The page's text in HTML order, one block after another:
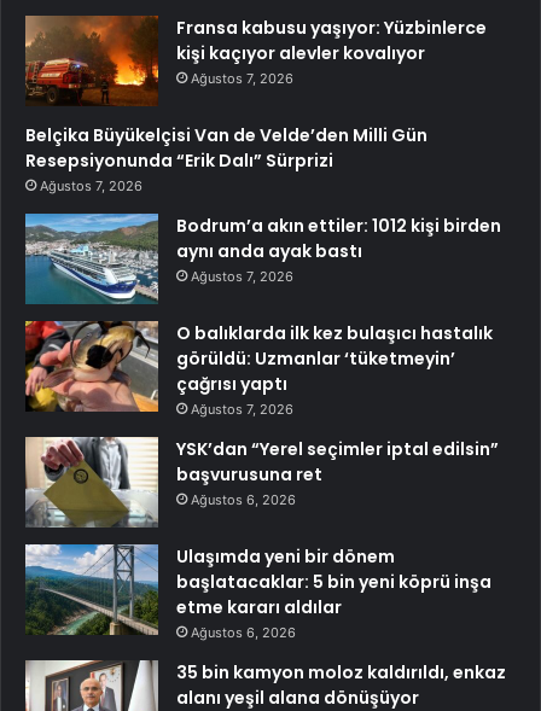
Fransa kabusu yaşıyor: Yüzbinlerce
kişi kaçıyor alevler kovalıyor
Ağustos 7, 2026
Belçika Büyükelçisi Van de Velde’den Milli Gün
Resepsiyonunda “Erik Dalı” Sürprizi
Ağustos 7, 2026
Bodrum’a akın ettiler: 1012 kişi birden
aynı anda ayak bastı
Ağustos 7, 2026
O balıklarda ilk kez bulaşıcı hastalık
görüldü: Uzmanlar ‘tüketmeyin’
çağrısı yaptı
Ağustos 7, 2026
YSK’dan “Yerel seçimler iptal edilsin”
başvurusuna ret
Ağustos 6, 2026
Ulaşımda yeni bir dönem
başlatacaklar: 5 bin yeni köprü inşa
etme kararı aldılar
Ağustos 6, 2026
35 bin kamyon moloz kaldırıldı, enkaz
alanı yeşil alana dönüşüyor